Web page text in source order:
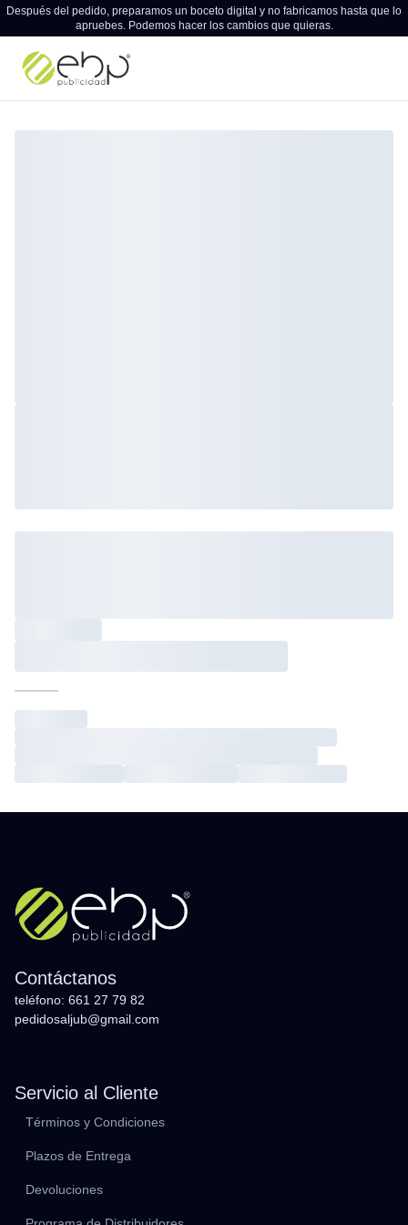
Después del pedido, preparamos un boceto digital y no fabricamos hasta que lo
apruebes. Podemos hacer los cambios que quieras.
Contáctanos
teléfono: 661 27 79 82
pedidosaljub@gmail.com
Servicio al Cliente
Términos y Condiciones
Plazos de Entrega
Devoluciones